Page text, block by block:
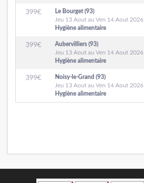
399€
Le Bourget (93)
Jeu 13 Aout au Ven 14 Aout 2026
Hygiène alimentaire
399€
Aubervilliers (93)
Jeu 13 Aout au Ven 14 Aout 2026
Hygiène alimentaire
399€
Noisy-le-Grand (93)
Jeu 13 Aout au Ven 14 Aout 2026
Hygiène alimentaire